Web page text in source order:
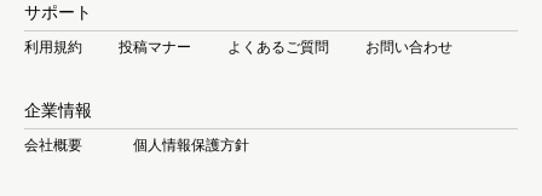
サポート
利用規約 投稿マナー よくあるご質問 お問い合わせ
企業情報
会社概要 個人情報保護方針